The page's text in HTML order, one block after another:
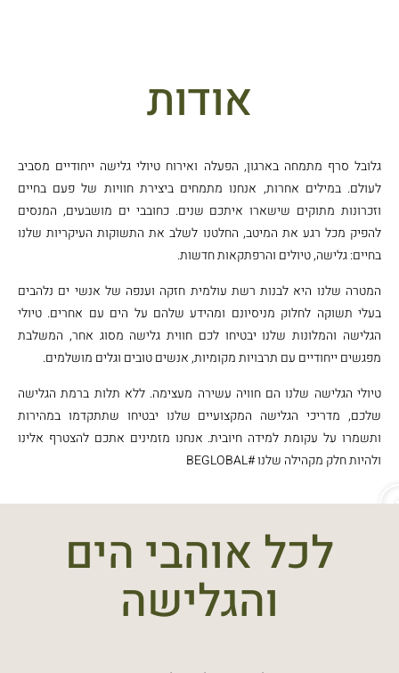
אודות
גלובל סרף מתמחה בארגון, הפעלה ואירוח טיולי גלישה ייחודיים מסביב
לעולם. במילים אחרות, אנחנו מתמחים ביצירת חוויות של פעם בחיים
וזכרונות מתוקים שישארו איתכם שנים. כחובבי ים מושבעים, המנסים
להפיק מכל רגע את המיטב, החלטנו לשלב את התשוקות העיקריות שלנו
בחיים: גלישה, טיולים והרפתקאות חדשות.
המטרה שלנו היא לבנות רשת עולמית חזקה וענפה של אנשי ים נלהבים
בעלי תשוקה לחלוק מניסיונם ומהידע שלהם על הים עם אחרים. טיולי
הגלישה והמלונות שלנו יבטיחו לכם חווית גלישה מסוג אחר, המשלבת
מפגשים ייחודיים עם תרבויות מקומיות, אנשים טובים וגלים מושלמים.
טיולי הגלישה שלנו הם חוויה עשירה מעצימה. ללא תלות ברמת הגלישה
שלכם, מדריכי הגלישה המקצועיים שלנו יבטיחו שתתקדמו במהירות
ותשמרו על עקומת למידה חיובית. אנחנו מזמינים אתכם להצטרף אלינו
ולהיות חלק מקהילה שלנו #BEGLOBAL
לכל אוהבי הים
והגלישה